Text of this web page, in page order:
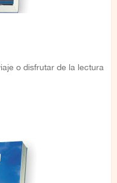
o disfrutar de la lectura